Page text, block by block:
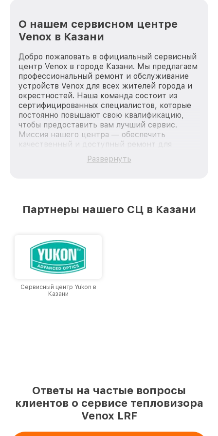
О нашем сервисном центре
Venox в Казани
Добро пожаловать в официальный сервисный
центр Venox в городе Казани. Мы предлагаем
профессиональный ремонт и обслуживание
устройств Venox для всех жителей города и
окрестностей. Наша команда состоит из
сертифицированных специалистов, которые
постоянно повышают свою квалификацию,
чтобы предоставить вам лучший сервис.
Миссия нашего центра — обеспечить
качественный и доступный ремонт для
каждого пользователя продукции Venox, вне
зависимости от сложности поломки. Мы
Казани, постоянно повышая уровень доверия
Развернуть
Партнеры нашего СЦ в Казани
Сервисный центр Yukon в
Казани
Ответы на частые вопросы
клиентов о сервисе тепловизора
Venox LRF